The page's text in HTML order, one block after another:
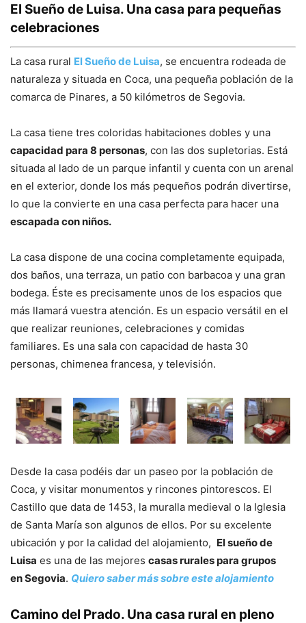
El Sueño de Luisa. Una casa para pequeñas
celebraciones
La casa rural El Sueño de Luisa, se encuentra rodeada de
naturaleza y situada en Coca, una pequeña población de la
comarca de Pinares, a 50 kilómetros de Segovia.
La casa tiene tres coloridas habitaciones dobles y una
capacidad para 8 personas, con las dos supletorias. Está
situada al lado de un parque infantil y cuenta con un arenal
en el exterior, donde los más pequeños podrán divertirse,
lo que la convierte en una casa perfecta para hacer una
escapada con niños.
La casa dispone de una cocina completamente equipada,
dos baños, una terraza, un patio con barbacoa y una gran
bodega. Éste es precisamente unos de los espacios que
más llamará vuestra atención. Es un espacio versátil en el
que realizar reuniones, celebraciones y comidas
familiares. Es una sala con capacidad de hasta 30
personas, chimenea francesa, y televisión.
Desde la casa podéis dar un paseo por la población de
Coca, y visitar monumentos y rincones pintorescos. El
Castillo que data de 1453, la muralla medieval o la Iglesia
de Santa María son algunos de ellos. Por su excelente
ubicación y por la calidad del alojamiento, El sueño de
Luisa es una de las mejores casas rurales para grupos
en Segovia. Quiero saber más sobre este alojamiento
Camino del Prado. Una casa rural en pleno